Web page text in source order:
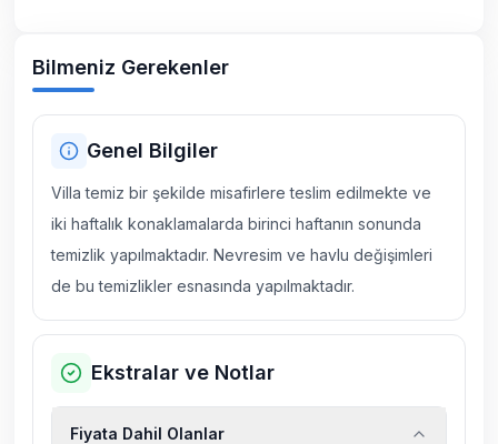
Bilmeniz Gerekenler
Genel Bilgiler
Villa temiz bir şekilde misafirlere teslim edilmekte ve
iki haftalık konaklamalarda birinci haftanın sonunda
temizlik yapılmaktadır. Nevresim ve havlu değişimleri
de bu temizlikler esnasında yapılmaktadır.
Ekstralar ve Notlar
Fiyata Dahil Olanlar